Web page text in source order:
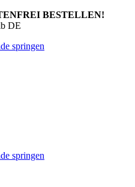
BESTELLEN!
DE
springen
springen